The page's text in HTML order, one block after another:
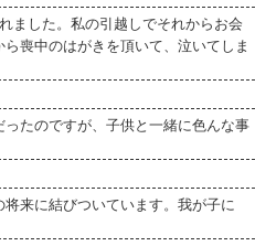
ました。私の引越しでそれからお会
喪中のはがきを頂いて、泣いてしま
たのですが、子供と一緒に色んな事
来に結びついています。我が子に